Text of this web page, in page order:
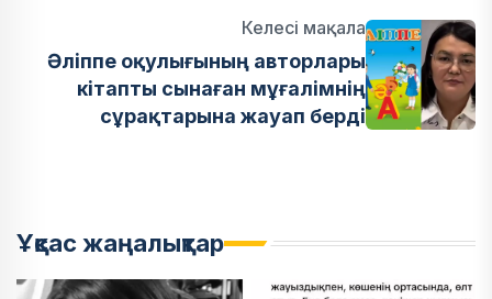
Келесі мақала
Әліппе оқулығының авторлары
кітапты сынаған мұғалімнің
сұрақтарына жауап берді
Ұқсас жаңалықтар